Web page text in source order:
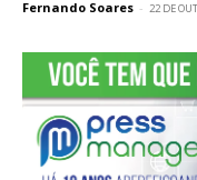
Fernando Soares - 22 DE